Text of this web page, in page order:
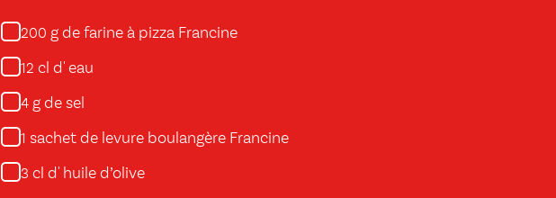
200 g de farine à pizza Francine
12 cl d' eau
4 g de sel
1 sachet de levure boulangère Francine
3 cl d' huile d’olive